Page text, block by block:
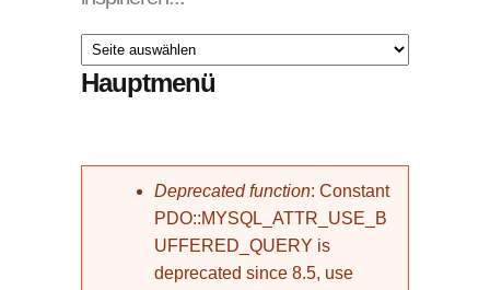
Hauptmenü
Fehlermeldung
Deprecated function: Constant
PDO::MYSQL_ATTR_USE_B
UFFERED_QUERY is
deprecated since 8.5, use